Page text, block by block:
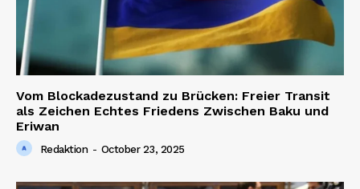
Vom Blockadezustand zu Brücken: Freier Transit
als Zeichen Echtes Friedens Zwischen Baku und
Eriwan
Redaktion - October 23, 2025